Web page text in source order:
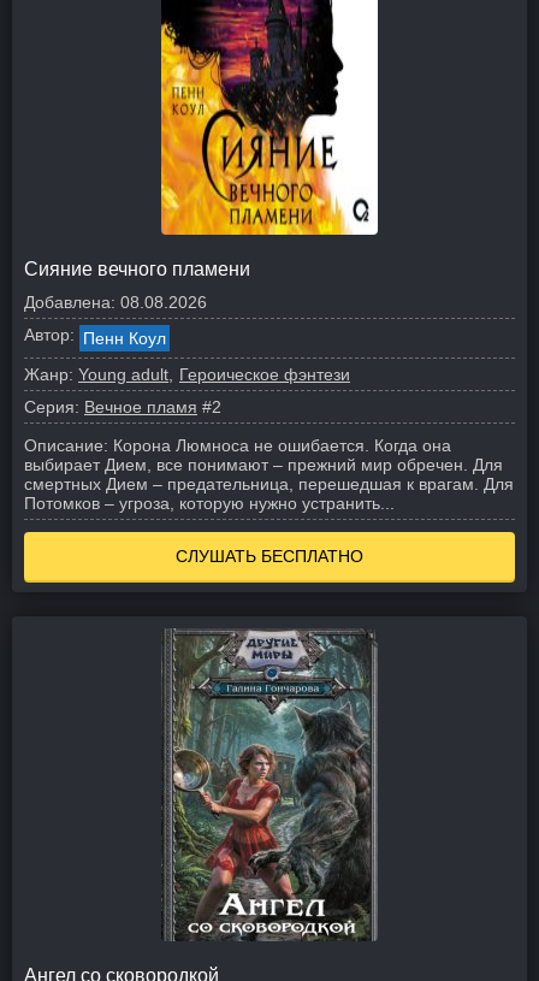
Сияние вечного пламени
Добавлена: 08.08.2026
Автор: Пенн Коул
Жанр: Young adult
Героическое фэнтези
Серия: Вечное пламя #2
Описание: Корона Люмноса не ошибается. Когда она
выбирает Дием, все понимают – прежний мир обречен. Для
смертных Дием – предательница, перешедшая к врагам. Для
Потомков – угроза, которую нужно устранить...
СЛУШАТЬ БЕСПЛАТНО
Ангел со сковородкой